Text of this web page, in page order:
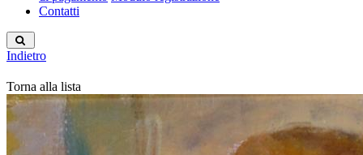
Contatti
Indietro
Torna alla lista